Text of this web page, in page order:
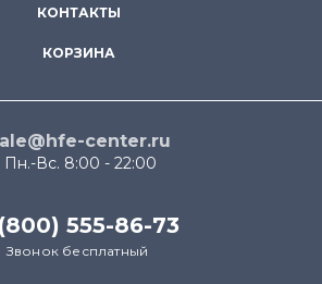
КОНТАКТЫ
КОРЗИНА
center.ru
Пн.-Вс. 8:00 - 22:00
555-86-73
Звонок бесплатный